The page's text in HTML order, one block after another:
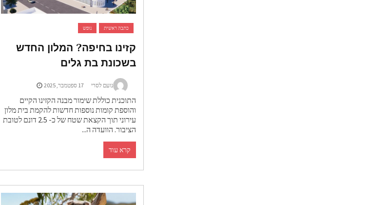
כתבה ראשית נופש
קזינו בחיפה? המלון החדש
בשכונת בת גלים
נועם לסרי 17 ספטמבר, 2025
התוכנית כוללת שימור מבנה הקזינו הקיים
והוספת קומות נוספות חדשות להקמת בית מלון
עירוני תוך הקצאת שטח של כ- 2.5 דונם לטובת
הציבור. הוועדה ה...
קרא עוד